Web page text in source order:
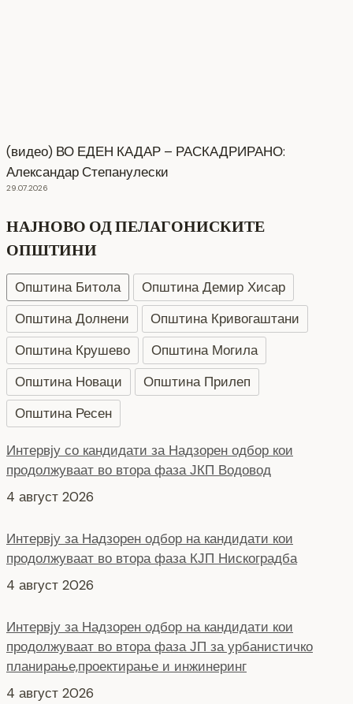
(видео) ВО ЕДЕН КАДАР – РАСКАДРИРАНО:
Александар Степанулески
29.07.2026
НАЈНОВО ОД ПЕЛАГОНИСКИТЕ
ОПШТИНИ
Општина Битола
Општина Демир Хисар
Општина Долнени
Општина Кривогаштани
Општина Крушево
Општина Могила
Општина Новаци
Општина Прилеп
Општина Ресен
Интервју со кандидати за Надзорен одбор кои
продолжуваат во втора фаза ЈКП Водовод
4 август 2026
Интервју за Надзорен одбор на кандидати кои
продолжуваат во втора фаза КЈП Нискоградба
4 август 2026
Интервју за Надзорен одбор на кандидати кои
продолжуваат во втора фаза ЈП за урбанистичко
планирање,проектирање и инжинеринг
Записник од прва фаза административна селекција на
кандидати кои пројавиле интерес за членови на
управен одбор на ЈКП Водовод